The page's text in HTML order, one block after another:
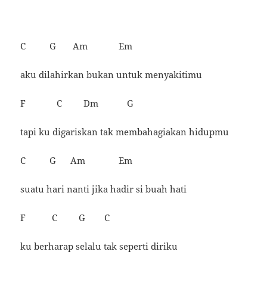
C G Am Em
aku dilahirkan bukan untuk menyakitimu
F C Dm G
tapi ku digariskan tak membahagiakan hidupmu
C G Am Em
suatu hari nanti jika hadir si buah hati
F C G C
ku berharap selalu tak seperti diriku